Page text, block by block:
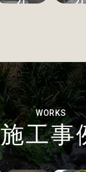
WORKS
施工事